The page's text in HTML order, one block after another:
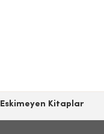
Eskimeyen Kitaplar